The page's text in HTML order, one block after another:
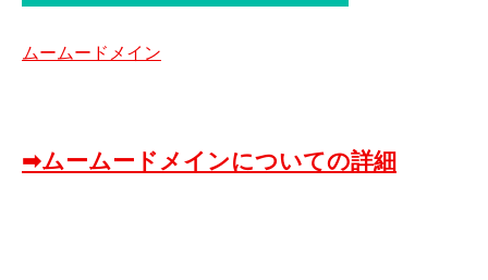
ムームードメイン
➡ムームードメインについての詳細